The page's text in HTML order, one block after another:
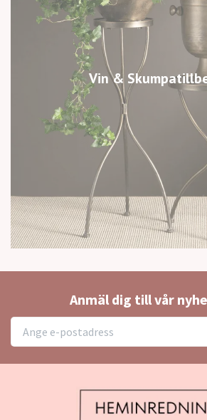
Vin &
Anmäl dig till vår